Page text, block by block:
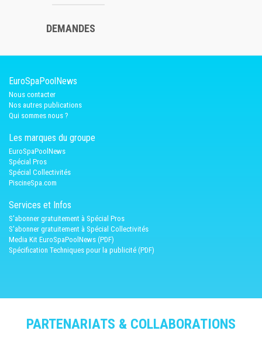
DEMANDES
EuroSpaPoolNews
Nous contacter
Nos autres publications
Qui sommes nous ?
Les marques du groupe
EuroSpaPoolNews
Spécial Pros
Spécial Collectivités
PiscineSpa.com
Services et Infos
S'abonner gratuitement à Spécial Pros
S'abonner gratuitement à Spécial Collectivités
Media Kit EuroSpaPoolNews (PDF)
Spécification Techniques pour la publicité (PDF)
PARTENARIATS & COLLABORATIONS